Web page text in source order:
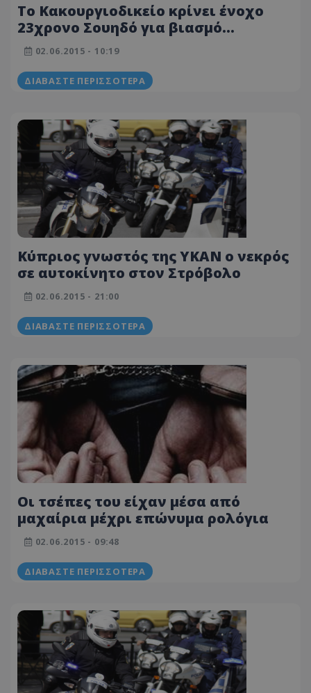
To Κακουργιοδικείο κρίνει ένοχο
23χρονο Σουηδό για βιασμό
ανήλικης
02.06.2015 - 10:19
ΔΙΑΒΆΣΤΕ ΠΕΡΙΣΣΌΤΕΡΑ
Κύπριος γνωστός της ΥΚΑΝ ο νεκρός
σε αυτοκίνητο στον Στρόβολο
02.06.2015 - 21:00
ΔΙΑΒΆΣΤΕ ΠΕΡΙΣΣΌΤΕΡΑ
Οι τσέπες του είχαν μέσα από
μαχαίρια μέχρι επώνυμα ρολόγια
02.06.2015 - 09:48
ΔΙΑΒΆΣΤΕ ΠΕΡΙΣΣΌΤΕΡΑ